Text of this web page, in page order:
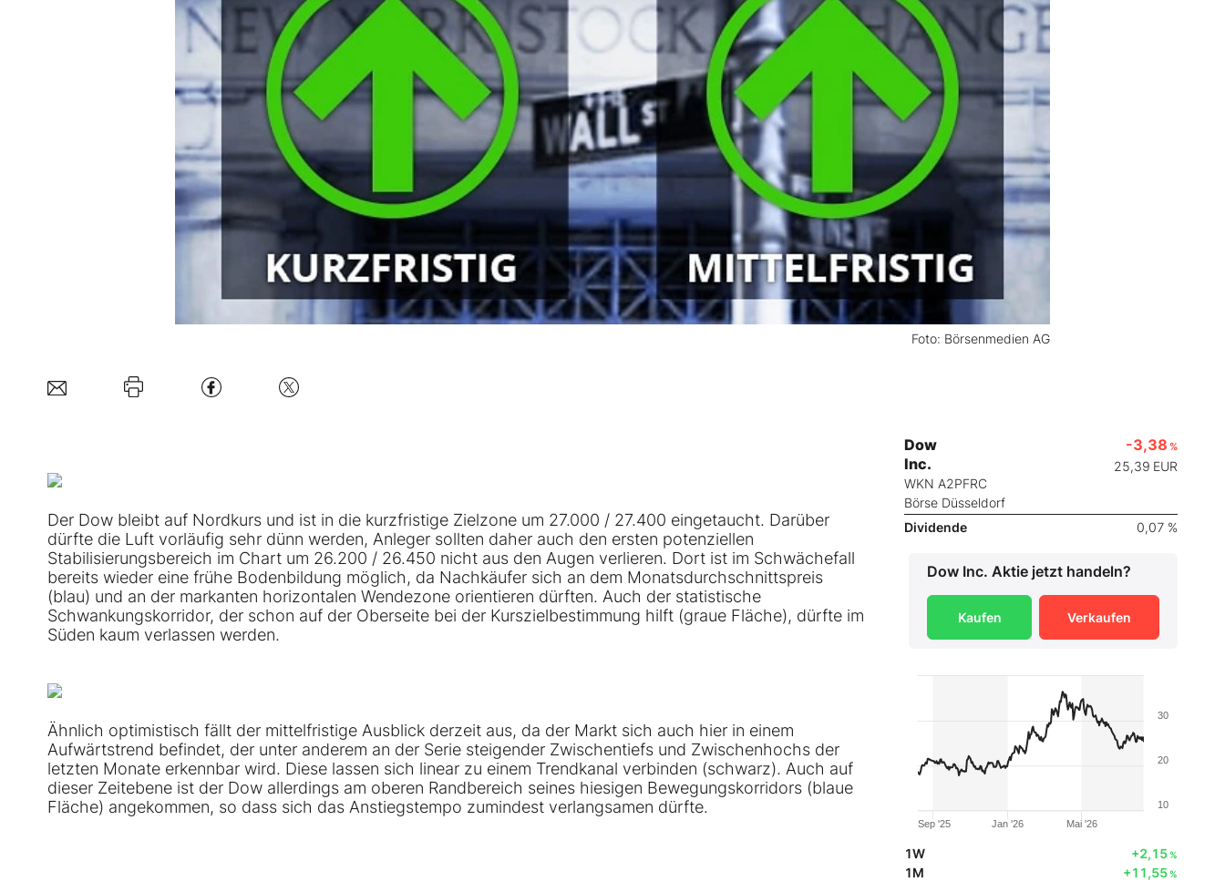
Mein Konto
Kontakt
Foto: Börsenmedien AG
Der Dow bleibt auf Nordkurs und ist in die kurzfristige Zielzone um 27.000 / 27.400 eingetaucht. Darüber
dürfte die Luft vorläufig sehr dünn werden, Anleger sollten daher auch den ersten potenziellen
Stabilisierungsbereich im Chart um 26.200 / 26.450 nicht aus den Augen verlieren. Dort ist im Schwächefall
bereits wieder eine frühe Bodenbildung möglich, da Nachkäufer sich an dem Monatsdurchschnittspreis
(blau) und an der markanten horizontalen Wendezone orientieren dürften. Auch der statistische
Schwankungskorridor, der schon auf der Oberseite bei der Kurszielbestimmung hilft (graue Fläche), dürfte im
Süden kaum verlassen werden.
Ähnlich optimistisch fällt der mittelfristige Ausblick derzeit aus, da der Markt sich auch hier in einem
Aufwärtstrend befindet, der unter anderem an der Serie steigender Zwischentiefs und Zwischenhochs der
letzten Monate erkennbar wird. Diese lassen sich linear zu einem Trendkanal verbinden (schwarz). Auch auf
dieser Zeitebene ist der Dow allerdings am oberen Randbereich seines hiesigen Bewegungskorridors (blaue
Fläche) angekommen, so dass sich das Anstiegstempo zumindest verlangsamen dürfte.
Dow
Inc.
WKN A2PFRC
Börse Düsseldorf
-3,38 %
25,39 EUR
Dividende 0,07 %
Dow Inc. Aktie jetzt handeln?
Kaufen Verkaufen
Jan '26
Sep '25 Mai '26
10
20
30
1W +2,15%
1M +11,55%